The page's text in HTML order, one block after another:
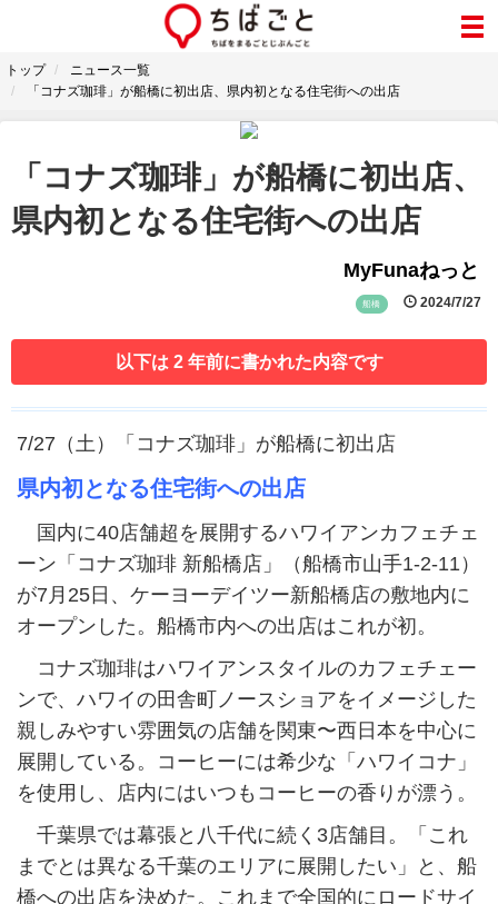
トップ
ニュース一覧
「コナズ珈琲」が船橋に初出店、県内初となる住宅街への出店
「コナズ珈琲」が船橋に初出店、
県内初となる住宅街への出店
MyFunaねっと
船橋 2024/7/27
以下は 2 年前に書かれた内容です
7/27（土）「コナズ珈琲」が船橋に初出店
県内初となる住宅街への出店
国内に40店舗超を展開するハワイアンカフェチェ
ーン「コナズ珈琲 新船橋店」（船橋市山手1-2-11）
が7月25日、ケーヨーデイツー新船橋店の敷地内に
オープンした。船橋市内への出店はこれが初。
コナズ珈琲はハワイアンスタイルのカフェチェー
ンで、ハワイの田舎町ノースショアをイメージした
親しみやすい雰囲気の店舗を関東〜西日本を中心に
展開している。コーヒーには希少な「ハワイコナ」
を使用し、店内にはいつもコーヒーの香りが漂う。
千葉県では幕張と八千代に続く3店舗目。「これ
までとは異なる千葉のエリアに展開したい」と、船
橋への出店を決めた。これまで全国的にロードサイ